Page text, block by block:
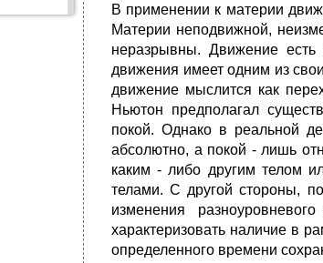
В применении к материи
Материи неподвижной,
неразрывны. Движение есть
движения имеет одним из
движение мыслится как
Ньютон предполагал
покой. Однако в реальной
абсолютно, а покой - лишь
каким - либо другим телом
телами. С другой стороны,
изменения
характеризовать наличие в
определенного времени